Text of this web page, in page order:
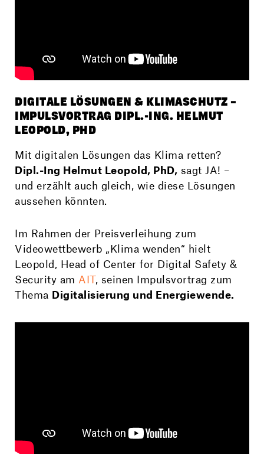
DIGITALE LÖSUNGEN & KLIMASCHUTZ –
IMPULSVORTRAG DIPL.-ING. HELMUT
LEOPOLD, PHD
Mit digitalen Lösungen das Klima retten?
Dipl.-Ing Helmut Leopold, PhD, sagt JA! –
und erzählt auch gleich, wie diese Lösungen
aussehen könnten.
Im Rahmen der Preisverleihung zum
Videowettbewerb „Klima wenden“ hielt
Leopold, Head of Center for Digital Safety &
Security am AIT, seinen Impulsvortrag zum
Thema Digitalisierung und Energiewende.